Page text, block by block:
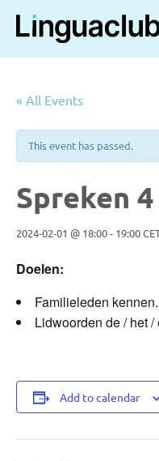
« All Events
This event has passed.
Spreken
2024-02-01 @ 18:00- 19:00
Doelen:
Familieleden kennen.
Lidwoorden de / het /
Add to calendar